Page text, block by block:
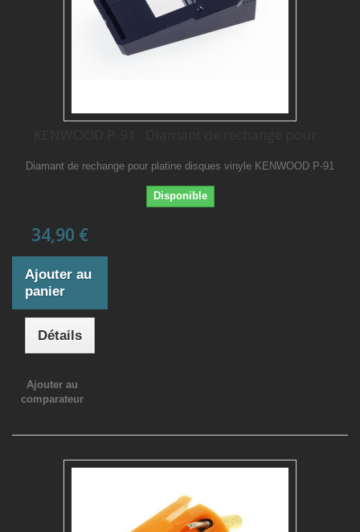
Diamant de rechange pour platine disques vinyle KENWOOD P-91
Disponible
34,90 €
Ajouter au
panier
Détails
Ajouter au
comparateur